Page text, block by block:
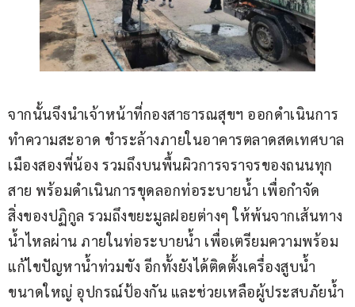
จากนั้นจึงนำเจ้าหน้าที่กองสาธารณสุขฯ ออกดำเนินการ
ทำความสะอาด ชำระล้างภายในอาคารตลาดสดเทศบาล
เมืองสองพี่น้อง รวมถึงบนพื้นผิวการจราจรของถนนทุก
สาย พร้อมดำเนินการขุดลอกท่อระบายน้ำ เพื่อกำจัด
สิ่งของปฏิกูล รวมถึงขยะมูลฝอยต่างๆ ให้พ้นจากเส้นทาง
น้ำไหลผ่าน ภายในท่อระบายน้ำ เพื่อเตรียมความพร้อม
แก้ไขปัญหาน้ำท่วมขัง อีกทั้งยังได้ติดตั้งเครื่องสูบน้ำ
ขนาดใหญ่ อุปกรณ์ป้องกัน และช่วยเหลือผู้ประสบภัยน้ำ